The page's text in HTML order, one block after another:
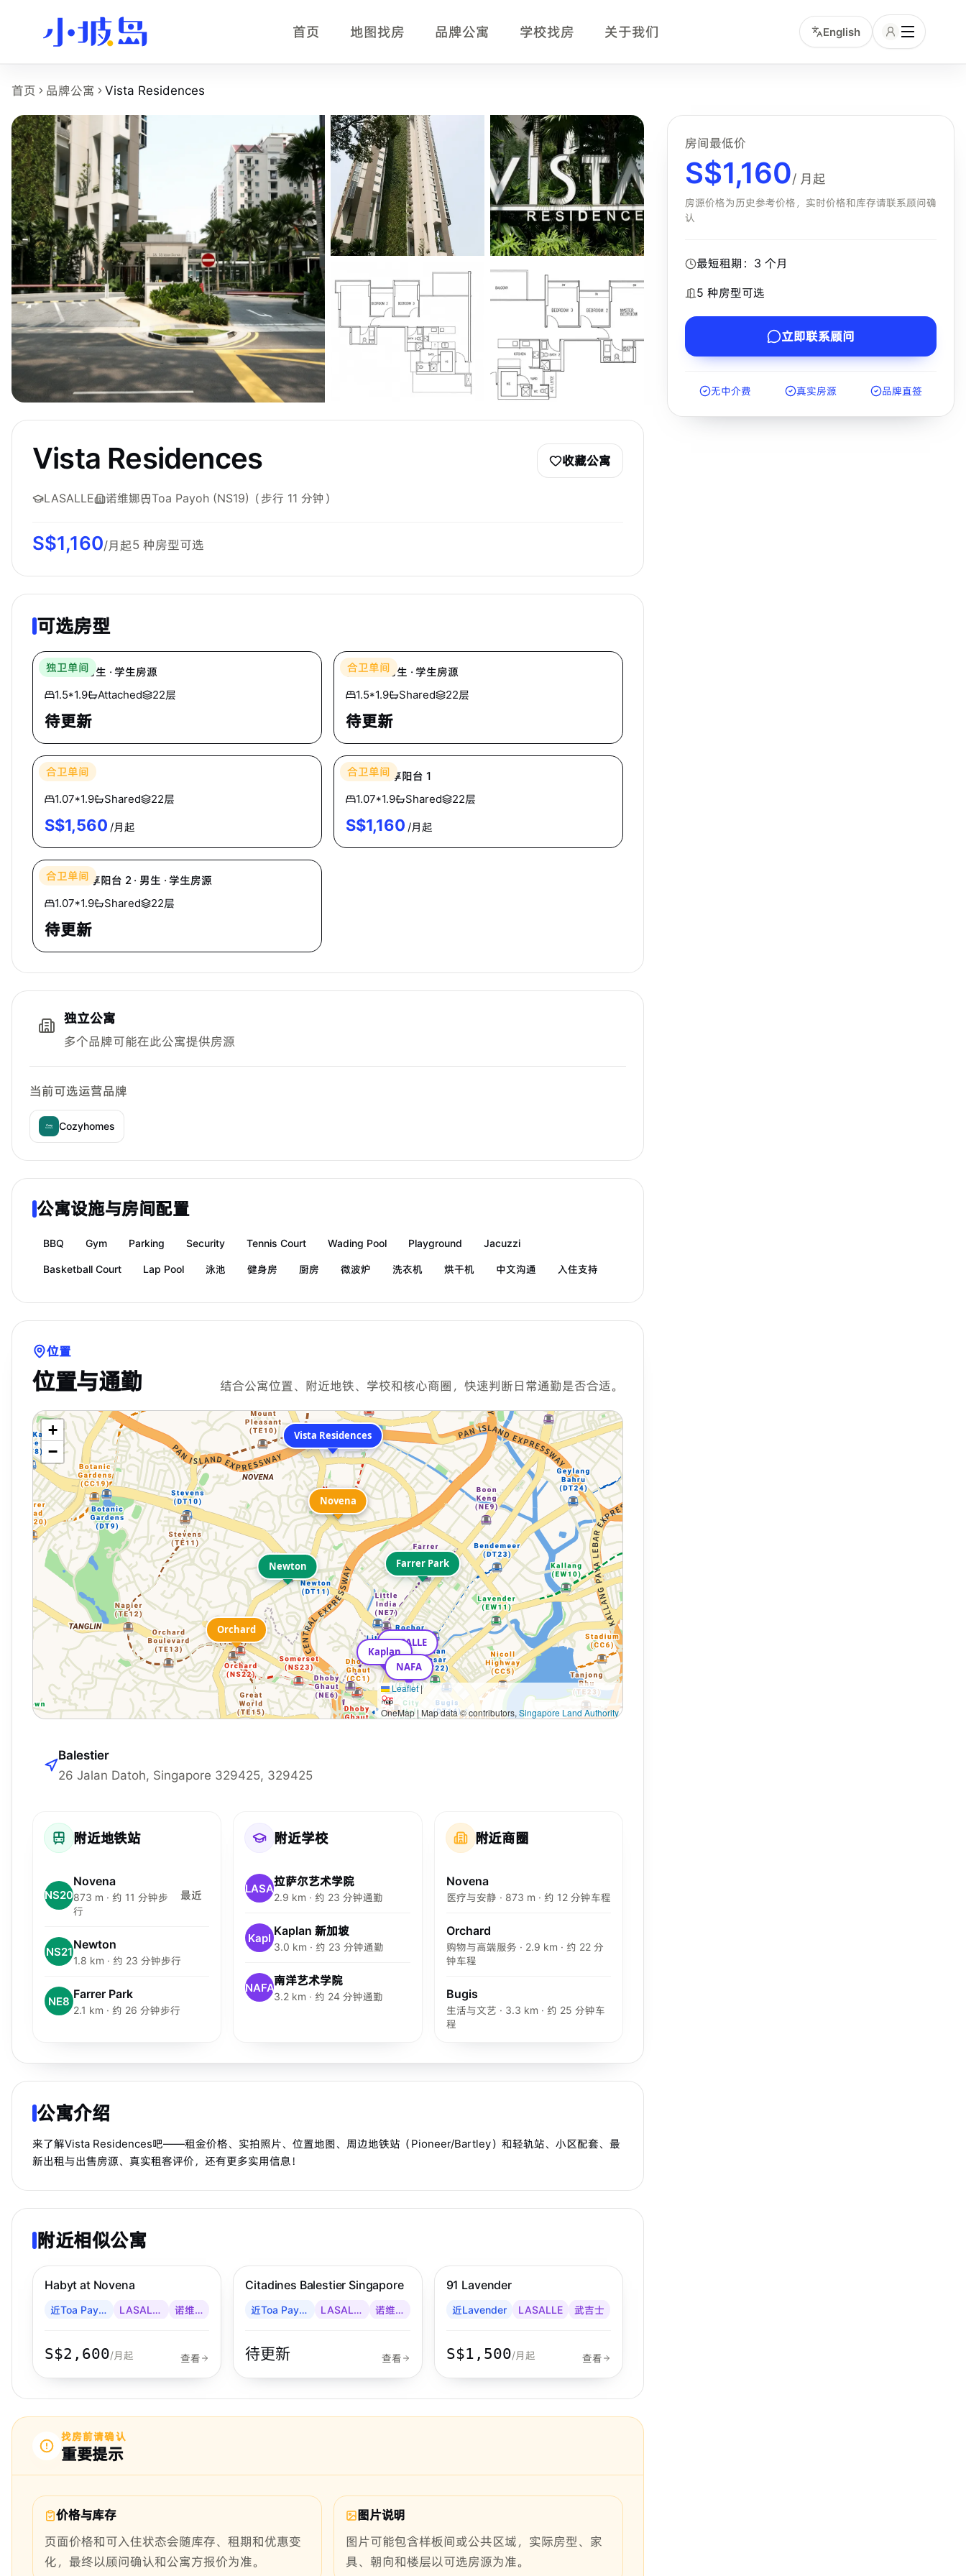
首页 地图找房 品牌公寓 学校找房 关于我们 English
Vista Residences 房源页事实摘要
Vista Residences是小坡岛收录的新加坡租房物业页面，面向希望比较位置、交通、房型、月租、设施和附近学校的中文租客。用户可以在页面查看公寓图片、可选房型和咨询入口，并
物业名称：Vista Residences。
品牌或运营方：独立公寓或多运营方房源，小坡岛中文顾问协助确认。
所在区域：Balestier。
附近地铁：Toa Payoh (NS19)，步行约 11 分钟。
参考起租价：S$1,160 /月起，最终以实时房型库存为准。
最短租期：3 个月。
可选房型：ensuite、common。
附近学校：LASALLE、Kaplan、NAFA。
主要配置：BBQ、Gym、Parking、Security、Tennis Court、Wading Pool、Playground、Jacuzzi。
首页 品牌公寓 Vista Residences
Vista Residences 收藏公寓
LASALLE 诺维娜 Toa Payoh (NS19) （步行 11 分钟）
S$1,160/月起5 种房型可选
可选房型
独卫单间
主人房 · 男生 · 学生房源
1.5*1.9
Attached 22层
待更新
合卫单间
普通房 · 男生 · 学生房源
1.5*1.9
Shared 22层
待更新
合卫单间
小普通房
1.07*1.9
Shared 22层
S$1,560 /月起
合卫单间
单人间 共享阳台 1
1.07*1.9
Shared 22层
S$1,160 /月起
合卫单间
单人间 共享阳台 2 · 男生 · 学生房源
1.07*1.9
Shared 22层
待更新
独立公寓
多个品牌可能在此公寓提供房源
当前可选运营品牌
Cozyhomes
公寓设施与房间配置
BBQ Gym Parking Security Tennis Court Wading Pool Playground Jacuzzi
Basketball Court Lap Pool 泳池 健身房 厨房 微波炉 洗衣机 烘干机 中文沟通 入住支持
位置
位置与通勤 结合公寓位置、附近地铁、学校和核心商圈，快速判断日常通勤是否合适。
Vista Residences
Novena
Newton Farrer Park
LASALLE
Kaplan
NAFA
Novena
Orchard
+
−
Leaflet |
OneMap | Map data © contributors, Singapore Land Authority
Balestier
26 Jalan Datoh, Singapore 329425, 329425
附近地铁站
NS20
Novena
873 m · 约 11 分钟步
行
最近
NS21Newton
1.8 km · 约 23 分钟步行
NE8 Farrer Park
2.1 km · 约 26 分钟步行
附近学校
LASA拉萨尔艺术学院
2.9 km · 约 23 分钟通勤
Kapl Kaplan 新加坡
3.0 km · 约 23 分钟通勤
NAFA南洋艺术学院
3.2 km · 约 24 分钟通勤
附近商圈
Novena
医疗与安静 · 873 m · 约 12 分钟车程
Orchard
购物与高端服务 · 2.9 km · 约 22 分
钟车程
Bugis
生活与文艺 · 3.3 km · 约 25 分钟车
程
公寓介绍
来了解Vista Residences吧——租金价格、实拍照片、位置地图、周边地铁站（Pioneer/Bartley）和轻轨站、小区配套、最
新出租与出售房源、真实租客评价，还有更多实用信息！
附近相似公寓
步行 12 分钟到 MRT
Habyt at Novena
近Toa Payoh LASALLE 诺维娜
S$2,600/月起 查看
Citadines
Citadines Balestier Singapore
近Toa Payoh LASALLE 诺维娜
待更新 查看
91 Lavender
近Lavender LASALLE 武吉士
S$1,500/月起 查看
找房前请确认
重要提示
价格与库存
页面价格和可入住状态会随库存、租期和优惠变
化，最终以顾问确认和公寓方报价为准。
图片说明
图片可能包含样板间或公共区域，实际房型、家
具、朝向和楼层以可选房源为准。
房间最低价
S$1,160/ 月起
房源价格为历史参考价格，实时价格和库存请联系顾问确
认
最短租期： 3 个月
5 种房型可选
立即联系顾问
无中介费 真实房源 品牌直签